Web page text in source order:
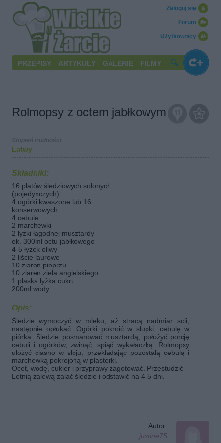
Użytkownicy
Forum
Zaloguj się
PRZEPISY ARTYKUŁY GALERIE FILMY
Rolmopsy z octem jabłkowym
Łatwy
Składniki:
16 płatów śledziowych solonych
(pojedynczych)
4 ogórki kwaszone lub 16
konserwowych
4 cebule
2 marchewki
2 łyżki łagodnej musztardy
ok. 300ml octu jabłkowego
4-5 łyżek oliwy
2 liście laurowe
10 ziaren pieprzu
10 ziaren ziela angielskiego
1 płaska łyżka cukru
200ml wody
Opis:
Śledzie wymoczyć w mleku, aż stracą nadmiar soli,
następnie opłukać. Ogórki pokroić w słupki, cebulę w
piórka. Śledzie posmarować musztardą, położyć porcję
cebuli i ogórków, zwinąć, spiąć wykałaczką. Rolmopsy
ułożyć ciasno w słoju, przekładając pozostałą cebulą i
marchewką pokrojoną w plasterki.
Ocet, wodę, cukier i przyprawy zagotować. Przestudzić.
Letnią zalewą zalać śledzie i odstawić na 4-5 dni.
Autor:
justine75